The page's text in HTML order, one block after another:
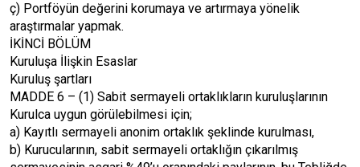
ç) Portföyün değerini korumaya ve artırmaya yönelik
araştırmalar yapmak.
İKİNCİ BÖLÜM
Kuruluşa İlişkin Esaslar
Kuruluş şartları
MADDE 6 – (1) Sabit sermayeli ortaklıkların kuruluşlarının
Kurulca uygun görülebilmesi için;
a) Kayıtlı sermayeli anonim ortaklık şeklinde kurulması,
b) Kurucularının, sabit sermayeli ortaklığın çıkarılmış